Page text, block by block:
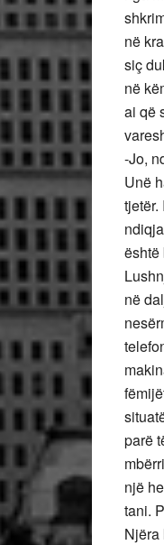
në
siç
në
ai që
-Jo,
Unë
tjetër.
është
në
parë
një
tani.
Njëra